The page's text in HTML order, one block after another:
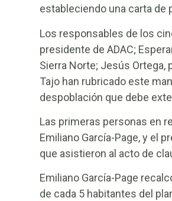
estableciendo una carta
Los responsables de los
presidente de ADAC;
Sierra Norte; Jesús Ortega,
Tajo han rubricado este
despoblación que debe
Las primeras personas en
Emiliano García-Page, y el
que asistieron al acto de
Emiliano García-Page
de cada 5 habitantes del